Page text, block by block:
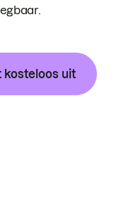
kosteloos uit